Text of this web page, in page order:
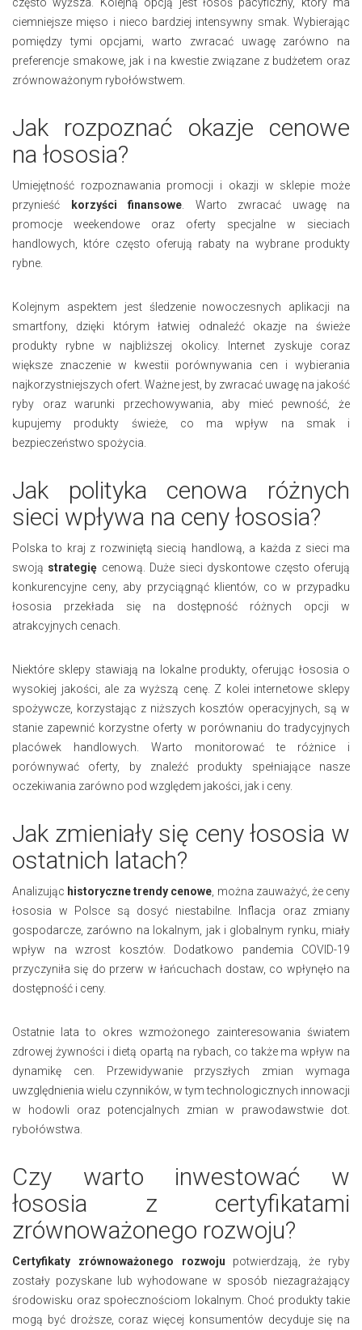
ciemniejsze mięso i nieco bardziej intensywny smak. Wybierając
pomiędzy tymi opcjami, warto zwracać uwagę zarówno na
preferencje smakowe, jak i na kwestie związane z budżetem oraz
zrównoważonym rybołówstwem.
Jak rozpoznać okazje cenowe
na łososia?
Umiejętność rozpoznawania promocji i okazji w sklepie może
przynieść
korzyści finansowe . Warto zwracać uwagę na
promocje weekendowe oraz oferty specjalne w sieciach
handlowych, które często oferują rabaty na wybrane produkty
rybne.
Kolejnym aspektem jest śledzenie nowoczesnych aplikacji na
smartfony, dzięki którym łatwiej odnaleźć okazje na świeże
produkty rybne w najbliższej okolicy. Internet zyskuje coraz
większe znaczenie w kwestii porównywania cen i wybierania
najkorzystniejszych ofert. Ważne jest, by zwracać uwagę na jakość
ryby oraz warunki przechowywania, aby mieć pewność, że
kupujemy produkty świeże, co ma wpływ na smak i
bezpieczeństwo spożycia.
Jak polityka cenowa różnych
sieci wpływa na ceny łososia?
Polska to kraj z rozwiniętą siecią handlową, a każda z sieci ma
swoją strategię cenową. Duże sieci dyskontowe często oferują
konkurencyjne ceny, aby przyciągnąć klientów, co w przypadku
łososia przekłada się na dostępność różnych opcji w
atrakcyjnych cenach.
Niektóre sklepy stawiają na lokalne produkty, oferując łososia o
wysokiej jakości, ale za wyższą cenę. Z kolei internetowe sklepy
spożywcze, korzystając z niższych kosztów operacyjnych, są w
stanie zapewnić korzystne oferty w porównaniu do tradycyjnych
placówek handlowych. Warto monitorować te różnice i
porównywać oferty, by znaleźć produkty spełniające nasze
oczekiwania zarówno pod względem jakości, jak i ceny.
Jak zmieniały się ceny łososia w
ostatnich latach?
Analizując historyczne trendy cenowe , można zauważyć, że ceny
łososia w Polsce są dosyć niestabilne. Inflacja oraz zmiany
gospodarcze, zarówno na lokalnym, jak i globalnym rynku, miały
wpływ na wzrost kosztów. Dodatkowo pandemia COVID-19
przyczyniła się do przerw w łańcuchach dostaw, co wpłynęło na
dostępność i ceny.
Ostatnie lata to okres wzmożonego zainteresowania światem
zdrowej żywności i dietą opartą na rybach, co także ma wpływ na
dynamikę cen. Przewidywanie przyszłych zmian wymaga
uwzględnienia wielu czynników, w tym technologicznych innowacji
w hodowli oraz potencjalnych zmian w prawodawstwie dot.
rybołówstwa.
Czy warto inwestować w
łososia z certyfikatami
zrównoważonego rozwoju?
Certyfikaty zrównoważonego rozwoju potwierdzają, że ryby
zostały pozyskane lub wyhodowane w sposób niezagrażający
środowisku oraz społecznościom lokalnym. Choć produkty takie
mogą być droższe, coraz więcej konsumentów decyduje się na